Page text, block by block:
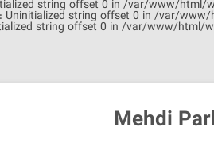
string offset 0 in /var/www/html/
string offset 0 in /var/
string offset 0 in /var/www/html/
Mehdi